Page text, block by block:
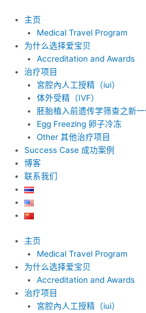
主页
Medical Travel Program
为什么选择爱宝贝
Accreditation and Awards
治疗项目
宮腔內人工授精（iui）
体外受精（IVF）
胚胎植入前遗传学筛查之新
Egg Freezing 卵子冷冻
Other 其他治疗项目
Success Case 成功案例
博客
联系我们
主页
Medical Travel Program
为什么选择爱宝贝
Accreditation and Awards
治疗项目
宮腔內人工授精（iui）